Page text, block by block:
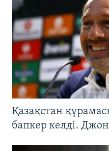
Қазақстан
бапкер келді.